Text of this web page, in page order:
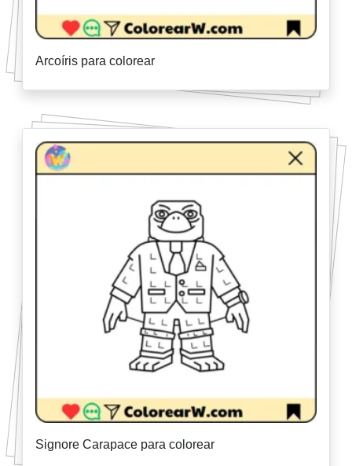
Arcoíris para colorear
Signore Carapace para colorear